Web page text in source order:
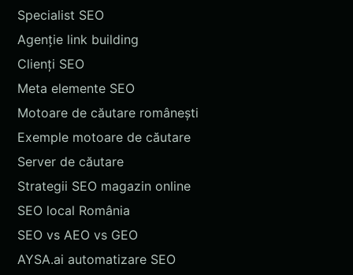
Specialist SEO
Agenție link building
Clienți SEO
Meta elemente SEO
Motoare de căutare românești
Exemple motoare de căutare
Server de căutare
Strategii SEO magazin online
SEO local România
SEO vs AEO vs GEO
AYSA.ai automatizare SEO